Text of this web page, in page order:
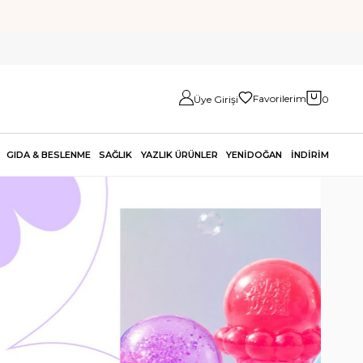
Üye Girişi Favorilerim 0
GIDA & BESLENME SAĞLIK YAZLIK ÜRÜNLER YENİDOĞAN İNDİRİM